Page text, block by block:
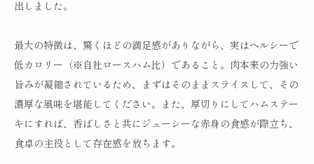
出しました。
最大の特徴は、驚くほどの満足感がありながら、実はヘルシーで
低カロリー（※自社ロースハム比）であること。肉本来の力強い
旨みが凝縮されているため、まずはそのままスライスして、その
濃厚な風味を堪能してください。また、厚切りにしてハムステー
キにすれば、香ばしさと共にジューシーな赤身の食感が際立ち、
食卓の主役として存在感を放ちます。